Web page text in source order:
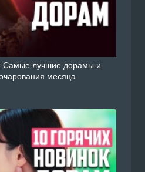
Самые лучшие дорамы и
месяца